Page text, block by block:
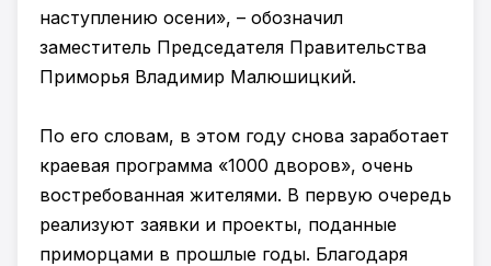
наступлению осени», – обозначил
заместитель Председателя Правительства
Приморья Владимир Малюшицкий.
По его словам, в этом году снова заработает
краевая программа «1000 дворов», очень
востребованная жителями. В первую очередь
реализуют заявки и проекты, поданные
приморцами в прошлые годы. Благодаря